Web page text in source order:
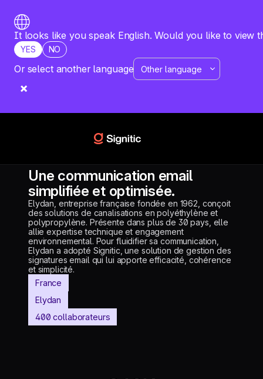
It looks like you speak English. Would you like to view
YES NO
Or select another language
Une communication email
simplifiée et optimisée.
Elydan, entreprise française fondée en 1962, conçoit
des solutions de canalisations en polyéthylène et
polypropylène. Présente dans plus de 30 pays, elle
allie expertise technique et engagement
environnemental. Pour fluidifier sa communication,
Elydan a adopté Signitic, une solution de gestion des
signatures email qui lui apporte efficacité, cohérence
et simplicité.
France
Elydan
400 collaborateurs